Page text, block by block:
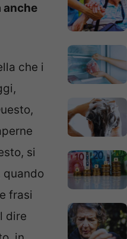
anche
che i
si
quando
frasi
dire